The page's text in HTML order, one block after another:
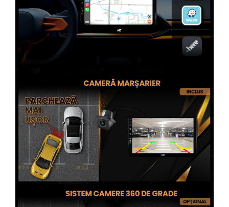
Rame adaptoare Land Rover
Rame adaptoare Ssangyong
Conectica Auto
Conectică Audi
Conectică Ford
Conectică Volkswagen